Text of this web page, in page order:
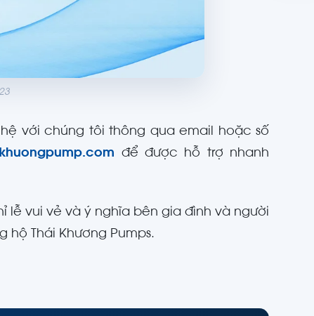
với chúng tôi thông qua email hoặc số
để được hỗ trợ nhanh
lễ vui vẻ và ý nghĩa bên gia đình và người
Thái Khương Pumps.